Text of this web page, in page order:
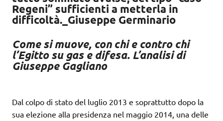
Regeni” sufficienti a metterla in
difficoltà._Giuseppe Germinario
Come si muove, con chi e contro chi
l’Egitto su gas e difesa. L’analisi di
Giuseppe Gagliano
Dal colpo di stato del luglio 2013 e soprattutto dopo la
sua elezione alla presidenza nel maggio 2014, una delle